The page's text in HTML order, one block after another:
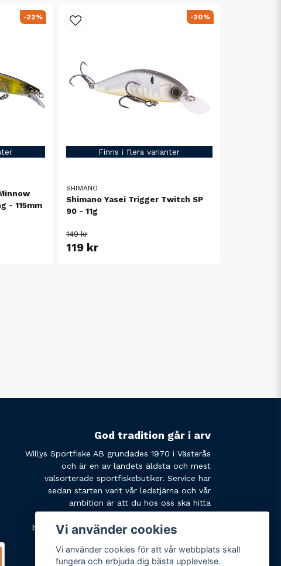
- 115mm
-22%
Finns i flera varianter
SHIMANO
Shimano Yasei Trigger Twitch SP
90 - 11g
149 kr
119 kr
-20%
God tradition går i arv
Willys Sportfiske AB grundades 1970 i Västerås
och är en av landets äldsta och mest
välsorterade sportfiskebutiker. Service har
sedan starten varit vår ledstjärna och vår
ambition är att du hos oss ska hitta
behöver. Tveka inte att slå oss en signal eller
Vi använder cookies
Vi använder cookies för att vår webbplats skall
fungera och erbjuda dig bästa upplevelse.